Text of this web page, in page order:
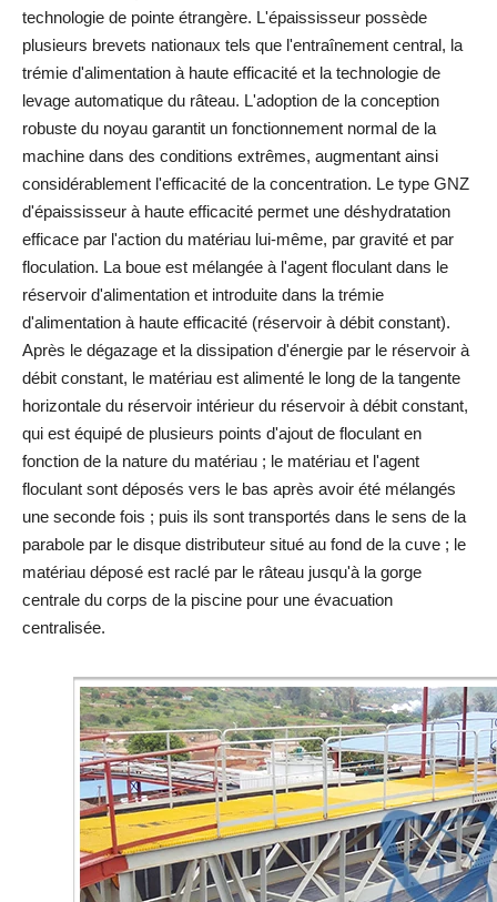
technologie de pointe étrangère. L'épaississeur possède
plusieurs brevets nationaux tels que l'entraînement central, la
trémie d'alimentation à haute efficacité et la technologie de
levage automatique du râteau. L'adoption de la conception
robuste du noyau garantit un fonctionnement normal de la
machine dans des conditions extrêmes, augmentant ainsi
considérablement l'efficacité de la concentration. Le type GNZ
d'épaississeur à haute efficacité permet une déshydratation
efficace par l'action du matériau lui-même, par gravité et par
floculation. La boue est mélangée à l'agent floculant dans le
réservoir d'alimentation et introduite dans la trémie
d'alimentation à haute efficacité (réservoir à débit constant).
Après le dégazage et la dissipation d'énergie par le réservoir à
débit constant, le matériau est alimenté le long de la tangente
horizontale du réservoir intérieur du réservoir à débit constant,
qui est équipé de plusieurs points d'ajout de floculant en
fonction de la nature du matériau ; le matériau et l'agent
floculant sont déposés vers le bas après avoir été mélangés
une seconde fois ; puis ils sont transportés dans le sens de la
parabole par le disque distributeur situé au fond de la cuve ; le
matériau déposé est raclé par le râteau jusqu'à la gorge
centrale du corps de la piscine pour une évacuation
centralisée.